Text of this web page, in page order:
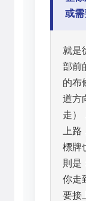
或需
就是
部前
的布
道方
走）
上
標牌
則是
你走
要接